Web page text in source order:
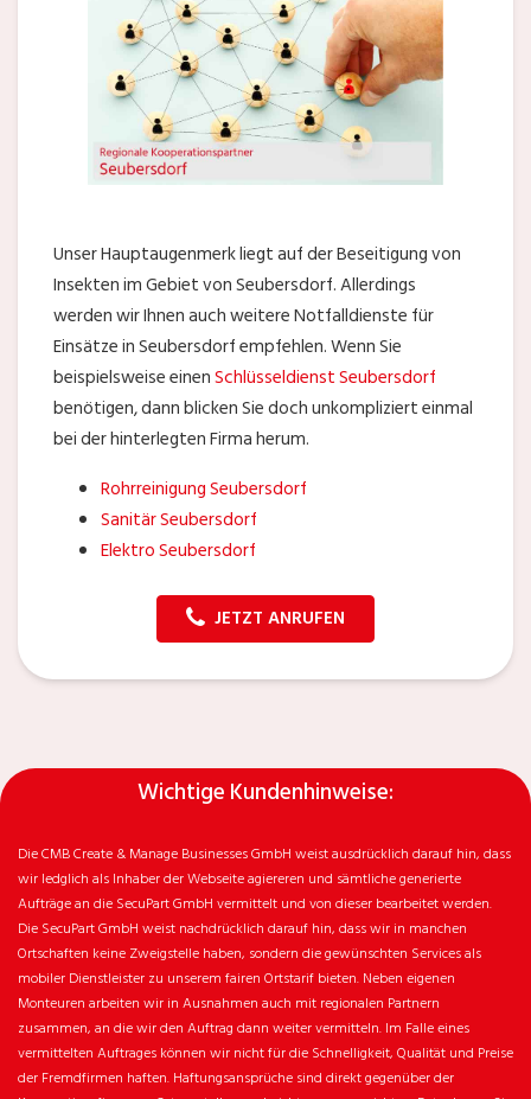
Unser Hauptaugenmerk liegt auf der Beseitigung von
Insekten im Gebiet von Seubersdorf. Allerdings
werden wir Ihnen auch weitere Notfalldienste für
Einsätze in Seubersdorf empfehlen. Wenn Sie
beispielsweise einenSchlüsseldienst Seubersdorf
benötigen, dann blicken Sie doch unkompliziert einmal
bei der hinterlegten Firma herum.
Rohrreinigung Seubersdorf
Sanitär Seubersdorf
Elektro Seubersdorf
JETZT ANRUFEN
Wichtige Kundenhinweise:
Die CMB Create & Manage Businesses GmbH weist ausdrücklich darauf hin, dass
wir ledglich als Inhaber der Webseite agiereren und sämtliche generierte
Aufträge an die SecuPart GmbH vermittelt und von dieser bearbeitet werden.
Die SecuPart GmbH weist nachdrücklich darauf hin, dass wir in manchen
Ortschaften keine Zweigstelle haben, sondern die gewünschten Services als
mobiler Dienstleister zu unserem fairen Ortstarif bieten. Neben eigenen
Monteuren arbeiten wir in Ausnahmen auch mit regionalen Partnern
zusammen, an die wir den Auftrag dann weiter vermitteln. Im Falle eines
vermittelten Auftrages können wir nicht für die Schnelligkeit, Qualität und Preise
der Fremdfirmen haften. Haftungsansprüche sind direkt gegenüber der